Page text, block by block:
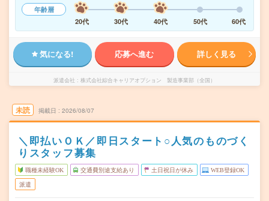
年齢層
20代
30代 40代 50代 60代
気になる! 応募へ進む 詳しく見る
派遣会社 株式会社綜合キャリアオプション 製造事業部（全国）
未読 掲載日 2026/08/07
＼即払いＯＫ／即日スタート○人気のものづく
りスタッフ募集
職種未経験OK 交通費別途支給あり 土日祝日が休み WEB登録OK
派遣